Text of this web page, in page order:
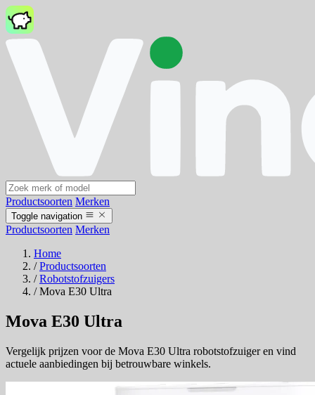
Productsoorten Merken
Toggle navigation
Productsoorten Merken
Home
/ Productsoorten
/ Robotstofzuigers
/ Mova E30 Ultra
Mova E30 Ultra
Vergelijk prijzen voor de Mova E30 Ultra robotstofzuiger en vind
actuele aanbiedingen bij betrouwbare winkels.